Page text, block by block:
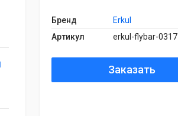
Бренд
Erkul
Артикул
erkul-flybar-0317
Заказать